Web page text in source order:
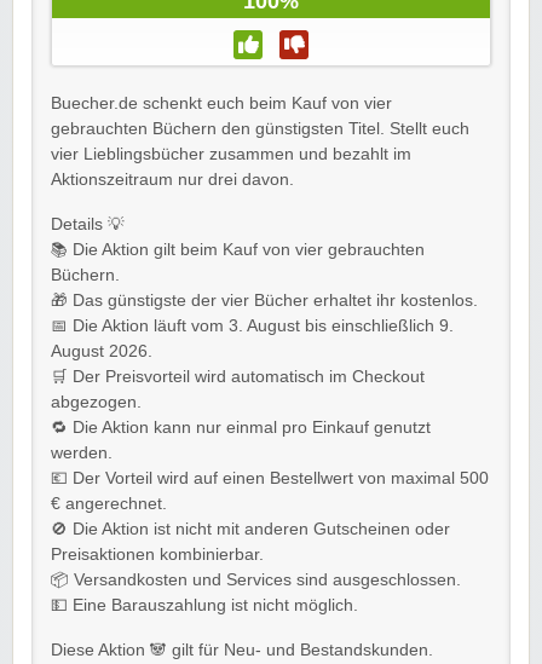
Buecher.de schenkt euch beim Kauf von vier
gebrauchten Büchern den günstigsten Titel. Stellt euch
vier Lieblingsbücher zusammen und bezahlt im
Aktionszeitraum nur drei davon.
Details 💡
📚 Die Aktion gilt beim Kauf von vier gebrauchten
Büchern.
🎁 Das günstigste der vier Bücher erhaltet ihr kostenlos.
📅 Die Aktion läuft vom 3. August bis einschließlich 9.
August 2026.
🛒 Der Preisvorteil wird automatisch im Checkout
abgezogen.
🔁 Die Aktion kann nur einmal pro Einkauf genutzt
werden.
💶 Der Vorteil wird auf einen Bestellwert von maximal 500
€ angerechnet.
🚫 Die Aktion ist nicht mit anderen Gutscheinen oder
Preisaktionen kombinierbar.
📦 Versandkosten und Services sind ausgeschlossen.
💵 Eine Barauszahlung ist nicht möglich.
Diese Aktion 🐼 gilt für Neu- und Bestandskunden.